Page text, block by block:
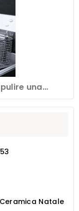
una
Natale